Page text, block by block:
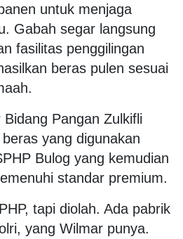
untuk menjaga
Gabah segar langsung
fasilitas penggilingan
beras pulen sesuai
Pangan Zulkifli
yang digunakan
Bulog yang kemudian
standar premium.
tapi diolah. Ada pabrik
yang Wilmar punya.